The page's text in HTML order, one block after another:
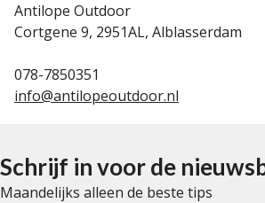
Antilope Outdoor
Cortgene 9, 2951AL, Alblasserdam
078-7850351
info@antilopeoutdoor.nl
Schrijf in voor de
Maandelijks alleen de beste tips